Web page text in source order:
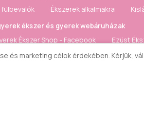
fülbevalók Ékszerek alkalmakra
ékszer és gyerek webáruházak
Ékszer Shop - Facebook Ezüst
Fiók & Kapcsolat
és marketing célok érdekében. Kérjük,